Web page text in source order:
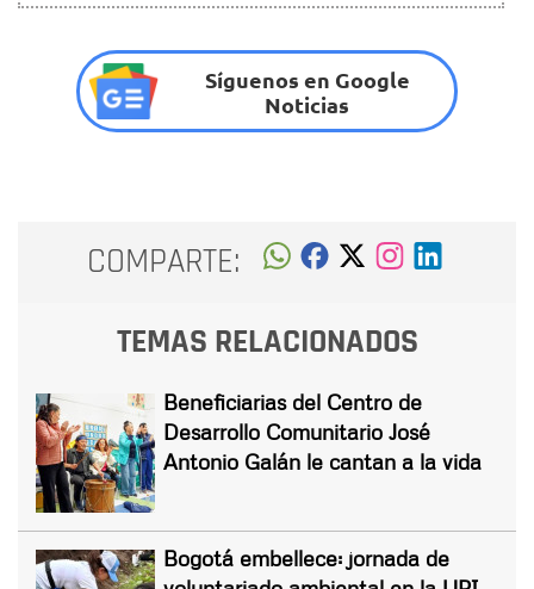
Síguenos en Google
Noticias
COMPARTE:
TEMAS RELACIONADOS
Beneficiarias del Centro de
Desarrollo Comunitario José
Antonio Galán le cantan a la vida
Bogotá embellece: jornada de